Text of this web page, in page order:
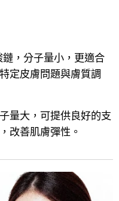
鏈，分子量小，更適合
定皮膚問題與膚質調
量大，可提供良好的支
改善肌膚彈性。